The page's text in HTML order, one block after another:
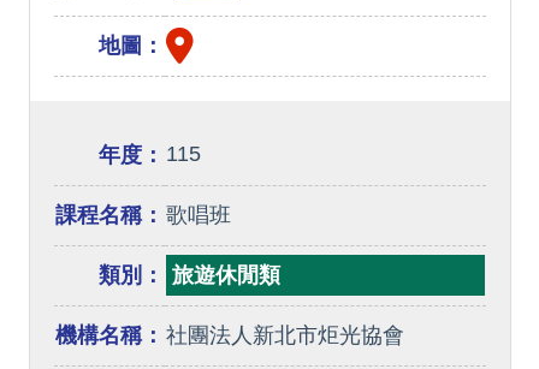
地圖：
年度： 115
課程名稱： 歌唱班
類別： 旅遊休閒類
機構名稱： 社團法人新北市炬光協會